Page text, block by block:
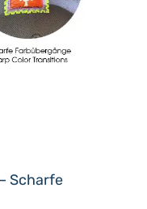
Scharfe